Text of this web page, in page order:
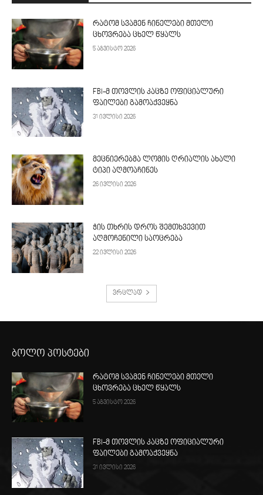
რატომ სვამენ ჩინელები მთელი
ცხოვრება ცხელ წყალს
5 აგვისტო 2026
FBI-მ თოვლის კაცზე ოფიციალური
ფაილები გამოაქვეყნა
31 ივლისი 2026
მეცნიერებმა ლომის ღრიალის ახალი
ტიპი აღმოაჩინეს
26 ივლისი 2026
ჭის თხრის დროს შემთხვევით
აღმოჩენილი საოცრება
22 ივლისი 2026
ვრცლად
ბოლო პოსტები
რატომ სვამენ ჩინელები მთელი
ცხოვრება ცხელ წყალს
5 აგვისტო 2026
FBI-მ თოვლის კაცზე ოფიციალური
ფაილები გამოაქვეყნა
31 ივლისი 2026